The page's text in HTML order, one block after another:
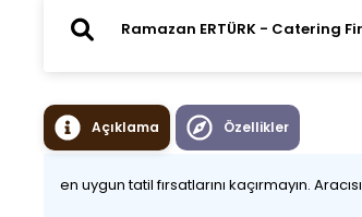
Açıklama Özellikler
en uygun tatil fırsatlarını kaçırmayın.